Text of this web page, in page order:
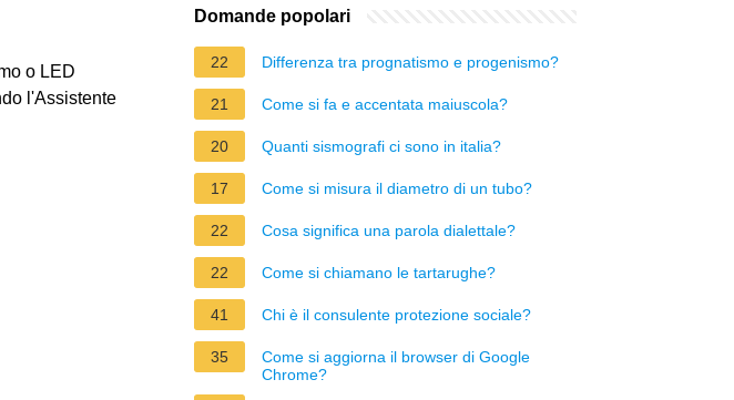
o LED
l'Assistente
Domande popolari
22 Differenza tra prognatismo e progenismo?
21 Come si fa e accentata maiuscola?
20 Quanti sismografi ci sono in italia?
17 Come si misura il diametro di un tubo?
22 Cosa significa una parola dialettale?
22 Come si chiamano le tartarughe?
41 Chi è il consulente protezione sociale?
35
Come si aggiorna il browser di Google
Chrome?